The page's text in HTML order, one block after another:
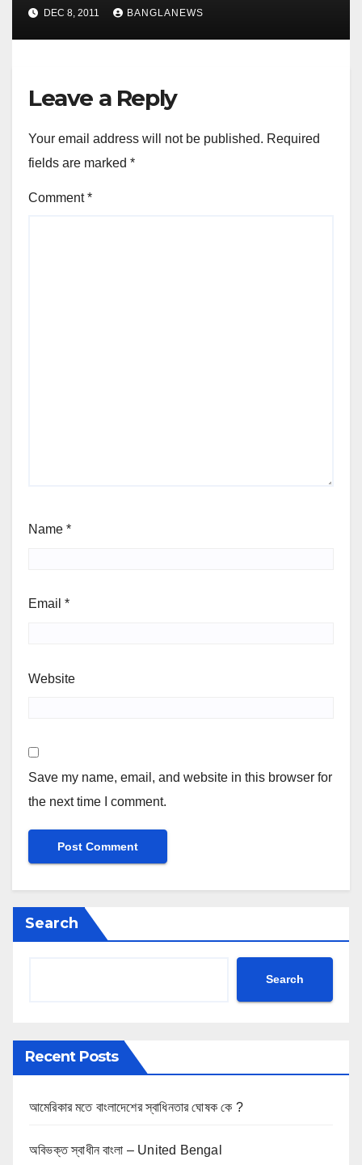
DEC 8, 2011 BANGLANEWS
Leave a Reply
Your email address will not be published. Required
fields are marked *
Comment*
Name *
Email *
Website
Save my name, email, and website in this browser for
the next time I comment.
Search
Search
Recent Posts
আমেরিকার মতে বাংলাদেশের স্বাধিনতার ঘোষক কে ?
অবিভক্ত স্বাধীন বাংলা – United Bengal